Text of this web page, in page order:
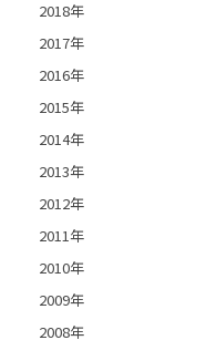
2018年
2017年
2016年
2015年
2014年
2013年
2012年
2011年
2010年
2009年
2008年